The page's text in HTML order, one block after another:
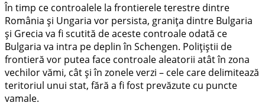
În timp ce controalele la frontierele terestre dintre
România și Ungaria vor persista, granița dintre Bulgaria
și Grecia va fi scutită de aceste controale odată ce
Bulgaria va intra pe deplin în Schengen. Polițiștii de
frontieră vor putea face controale aleatorii atât în zona
vechilor vămi, cât și în zonele verzi – cele care delimitează
teritoriul unui stat, fără a fi fost prevăzute cu puncte
vamale.